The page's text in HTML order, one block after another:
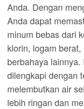
Anda. Dengan
Anda dapat
minum bebas dari
klorin, logam
berbahaya
dilengkapi dengan
melembutkan air
lebih ringan dan